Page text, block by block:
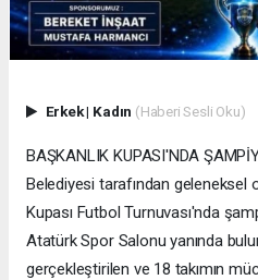
Erkek| Kadın (Haberi Sesli Oku)
BAŞKANLIK KUPASI'NDA
Belediyesi tarafından geleneksel
Kupası Futbol Turnuvası'nda
Atatürk Spor Salonu yanında
gerçekleştirilen ve 18 takımın